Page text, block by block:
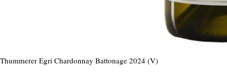
Thummerer Egri Chardonnay Battonage 2024 (V)